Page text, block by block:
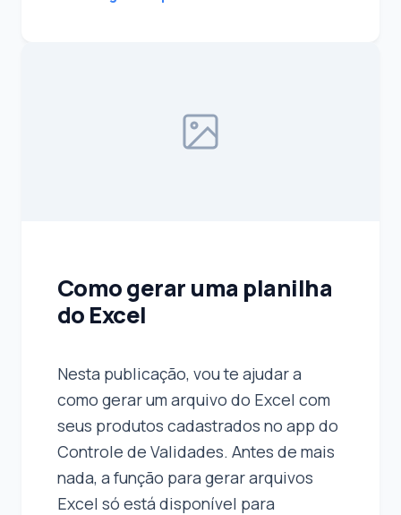
Como gerar uma planilha
do Excel
Nesta publicação, vou te ajudar a
como gerar um arquivo do Excel com
seus produtos cadastrados no app do
Controle de Validades. Antes de mais
nada, a função para gerar arquivos
Excel só está disponível para